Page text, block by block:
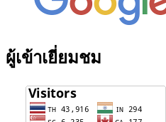
ผู้เข้าเยี่ยมชม